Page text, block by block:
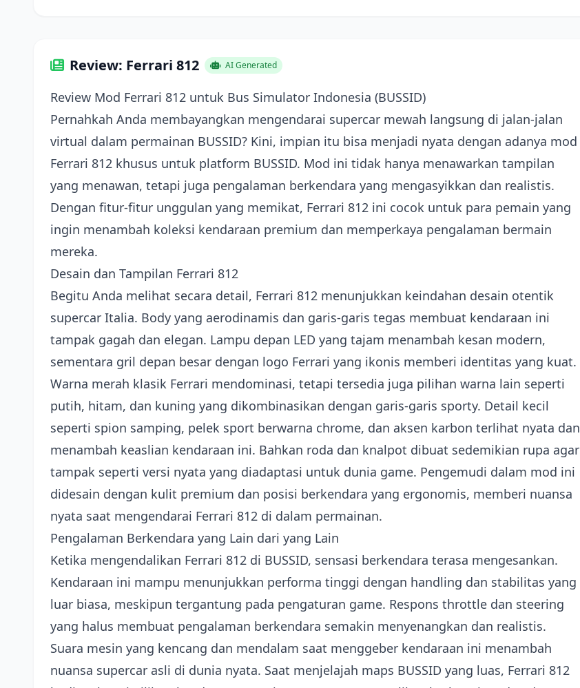
Review: Ferrari 812 AI Generated
Review Mod Ferrari 812 untuk Bus Simulator Indonesia (BUSSID)
Pernahkah Anda membayangkan mengendarai supercar mewah langsung di jalan-jalan
virtual dalam permainan BUSSID? Kini, impian itu bisa menjadi nyata dengan adanya mod
Ferrari 812 khusus untuk platform BUSSID. Mod ini tidak hanya menawarkan tampilan
yang menawan, tetapi juga pengalaman berkendara yang mengasyikkan dan realistis.
Dengan fitur-fitur unggulan yang memikat, Ferrari 812 ini cocok untuk para pemain yang
ingin menambah koleksi kendaraan premium dan memperkaya pengalaman bermain
mereka.
Desain dan Tampilan Ferrari 812
Begitu Anda melihat secara detail, Ferrari 812 menunjukkan keindahan desain otentik
supercar Italia. Body yang aerodinamis dan garis-garis tegas membuat kendaraan ini
tampak gagah dan elegan. Lampu depan LED yang tajam menambah kesan modern,
sementara gril depan besar dengan logo Ferrari yang ikonis memberi identitas yang kuat.
Warna merah klasik Ferrari mendominasi, tetapi tersedia juga pilihan warna lain seperti
putih, hitam, dan kuning yang dikombinasikan dengan garis-garis sporty. Detail kecil
seperti spion samping, pelek sport berwarna chrome, dan aksen karbon terlihat nyata dan
menambah keaslian kendaraan ini. Bahkan roda dan knalpot dibuat sedemikian rupa agar
tampak seperti versi nyata yang diadaptasi untuk dunia game. Pengemudi dalam mod ini
didesain dengan kulit premium dan posisi berkendara yang ergonomis, memberi nuansa
nyata saat mengendarai Ferrari 812 di dalam permainan.
Pengalaman Berkendara yang Lain dari yang Lain
Ketika mengendalikan Ferrari 812 di BUSSID, sensasi berkendara terasa mengesankan.
Kendaraan ini mampu menunjukkan performa tinggi dengan handling dan stabilitas yang
luar biasa, meskipun tergantung pada pengaturan game. Respons throttle dan steering
yang halus membuat pengalaman berkendara semakin menyenangkan dan realistis.
Suara mesin yang kencang dan mendalam saat menggeber kendaraan ini menambah
nuansa supercar asli di dunia nyata. Saat menjelajah maps BUSSID yang luas, Ferrari 812